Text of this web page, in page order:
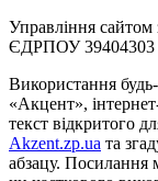
Управління
ЄДРПОУ 39404303
Використання
«Акцент»,
текст відкритого
Akzent.zp.ua та
абзацу. Посилання